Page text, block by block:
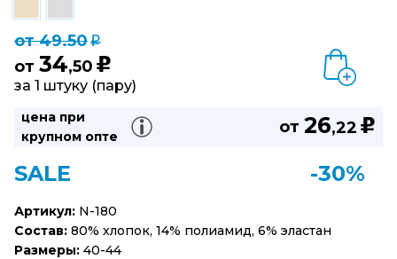
от 49.50q
от 34,50 u
за 1 штуку (пару)
цена при
крупном опте
от 26,22 u
SALE -30%
Артикул: N-180
Состав: 80% хлопок, 14% полиамид, 6% эластан
Размеры: 40-44